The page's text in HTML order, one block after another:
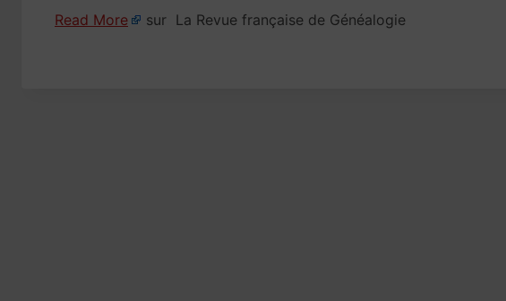
Read More sur La Revue française de Généalogie